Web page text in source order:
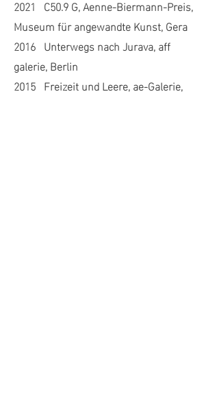
2021 C50.9 G, Aenne-Biermann-Preis,
Museum für angewandte Kunst, Gera
2016 Unterwegs nach Jurava, aff
galerie, Berlin
2015 Freizeit und Leere, ae-Galerie,